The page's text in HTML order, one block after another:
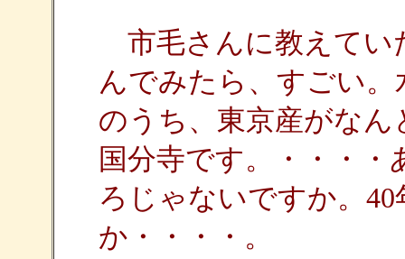
市毛さんに教えてい
んでみたら、すごい
のうち、東京産がなん
国分寺です。・・・
ろじゃないですか。
か・・・・。